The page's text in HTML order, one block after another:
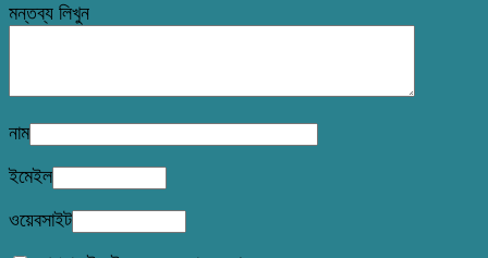
মন্তব্য লিখুন
নাম
ইমেইল
ওয়েবসাইট